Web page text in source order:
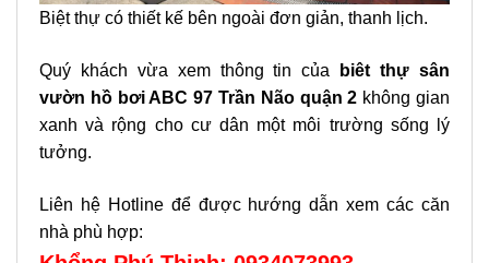
Biệt thự có thiết kế bên ngoài đơn giản, thanh lịch.
Quý khách vừa xem thông tin của
biêt thự sân
vườn hồ bơi ABC 97 Trần Não quận 2 không gian
xanh và rộng cho cư dân một môi trường sống lý
tưởng.
Liên hệ Hotline để được hướng dẫn xem các căn
nhà phù hợp: